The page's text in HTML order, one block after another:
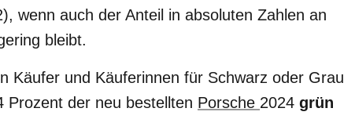
wenn auch der Anteil in absoluten Zahlen an
bleibt.
Käufer und Käuferinnen für Schwarz oder Grau
Prozent der neu bestellten Porsche 2024 grün